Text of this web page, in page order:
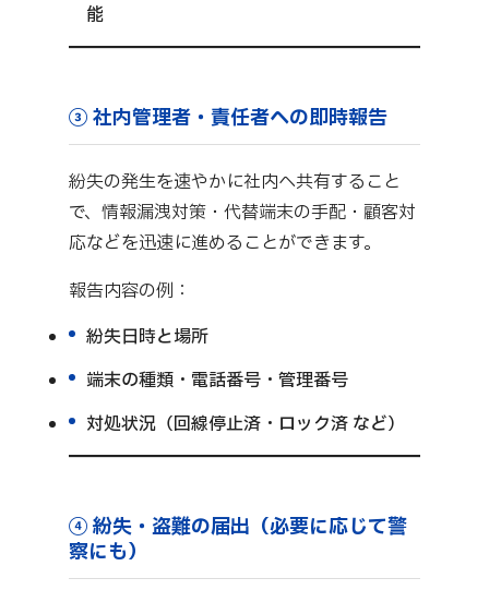
能
③ 社内管理者・責任者への即時報告
紛失の発生を速やかに社内へ共有すること
で、情報漏洩対策・代替端末の手配・顧客対
応などを迅速に進めることができます。
報告内容の例：
紛失日時と場所
端末の種類・電話番号・管理番号
対処状況（回線停止済・ロック済 など）
④ 紛失・盗難の届出（必要に応じて警
察にも）